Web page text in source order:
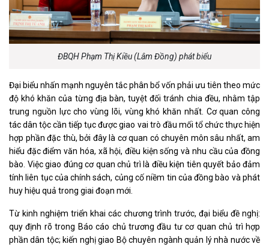
ĐBQH Phạm Thị Kiều (Lâm Đồng) phát biểu
Đại biểu nhấn mạnh nguyên tắc phân bổ vốn phải ưu tiên theo mức
độ khó khăn của từng địa bàn, tuyệt đối tránh chia đều, nhằm tập
trung nguồn lực cho vùng lõi, vùng khó khăn nhất. Cơ quan công
tác dân tộc cần tiếp tục được giao vai trò đầu mối tổ chức thực hiện
hợp phần đặc thù, bởi đây là cơ quan có chuyên môn sâu nhất, am
hiểu đặc điểm văn hóa, xã hội, điều kiện sống và nhu cầu của đồng
bào. Việc giao đúng cơ quan chủ trì là điều kiện tiên quyết bảo đảm
tính liên tục của chính sách, củng cố niềm tin của đồng bào và phát
huy hiệu quả trong giai đoạn mới.
Từ kinh nghiệm triển khai các chương trình trước, đại biểu đề nghị:
quy định rõ trong Báo cáo chủ trương đầu tư cơ quan chủ trì hợp
phần dân tộc; kiến nghị giao Bộ chuyên ngành quản lý nhà nước về